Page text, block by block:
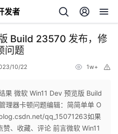
发者
Build 23570 发布，修
问题
10/22 1w+
果 微软 Win11 Dev 预览版 Build
理器卡顿问题编辑：简简单单 O
qq_15071263如果
、收藏、评论 前言微软 Win11